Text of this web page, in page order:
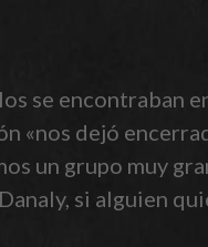
se encontraban
«nos dejó
un grupo muy
si alguien